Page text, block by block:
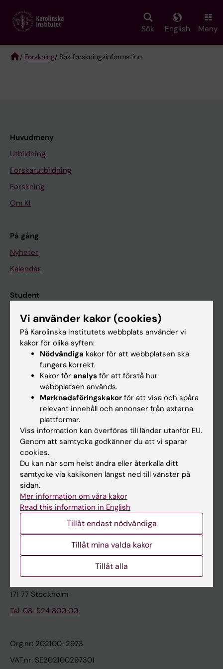
main
Sök English Meny
/ Forskning/ Sök forskningsinformation
Huvudmeny
Utbildning
Forskarutbildning
Forskning
Om KI
På gång
Nyheter
Kalender
Student
Ladok
Canvas
Schema
Studentmejlen
Kurs- och programwebbar
Student på KI
Medarbetare
Medarbetarportalen
Kontakta och besök KI
Universitetsbiblioteket
Stöd forskning och utbildning
Karolinska Institutet Innovation
Kontakta presstjänsten
Karolinska Institutet
171 77 Stockholm
Tel: 08-524 800 00
Org.nr: 202100-2973
VAT.nr: SE202100297301
Vi använder kakor (cookies)
På Karolinska Institutets webbplats använder vi
kakor för olika syften:
Nödvändiga kakor för att webbplatsen ska
fungera korrekt.
Kakor för analys för att förstå hur
webbplatsen används.
Marknadsföringskakor för att visa och spåra
relevant innehåll och annonser från externa
plattformar.
Viss information kan överföras till länder utanför EU.
Genom att samtycka godkänner du att vi sparar
cookies.
Du kan när som helst ändra eller återkalla ditt
samtycke via kakikonen längst ned till vänster på
sidan.
Mer information om våra kakor
Read this information in English
Tillåt endast nödvändiga
Tillåt mina valda kakor
Tillåt alla